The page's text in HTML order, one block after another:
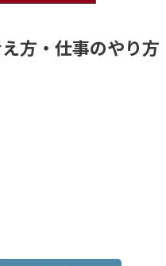
方・仕事のやり方